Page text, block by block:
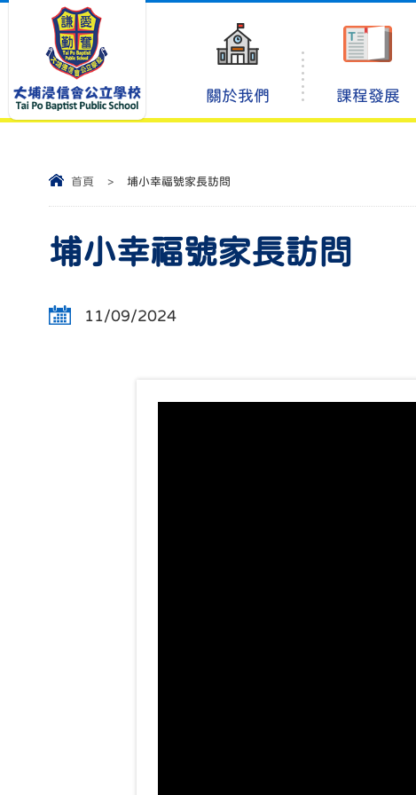
關於我們 課程發展
首頁 > 埔小幸福號家長訪問
埔小幸福號家長訪問
11/09/2024